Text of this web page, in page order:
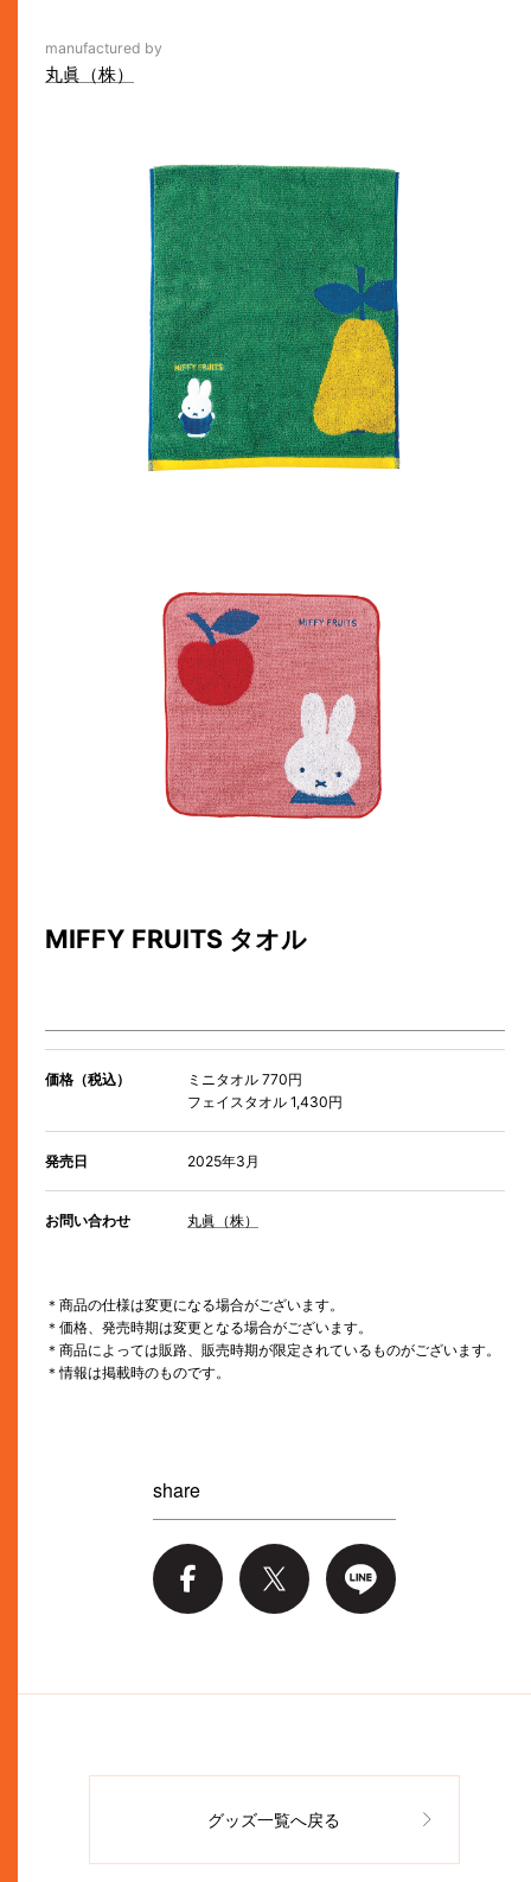
manufactured by
丸眞（株）
MIFFY FRUITS タオル
価格（税込）
ミニタオル 770円
フェイスタオル 1,430円
発売日 2025年3月
お問い合わせ 丸眞（株）
＊商品の仕様は変更になる場合がございます。
＊価格、発売時期は変更となる場合がございます。
＊商品によっては販路、販売時期が限定されているものがございます。
＊情報は掲載時のものです。
share
グッズ一覧へ戻る